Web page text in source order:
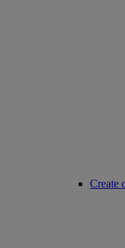
Create